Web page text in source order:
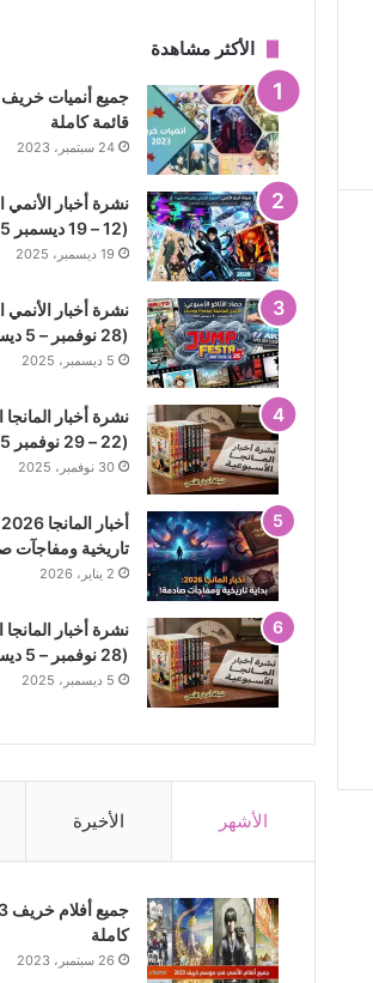
الأكثر مشاهدة
قائمة كاملة
24 سبتمبر، 2023
نشرة أخبار الأنمي
(12 – 19 ديسمبر 2025)
19 ديسمبر، 2025
نشرة أخبار الأنمي
(28 نوفمبر – 5 ديسمبر 2025)
5 ديسمبر، 2025
نشرة أخبار المانجا
(22 – 29 نوفمبر 2025)
30 نوفمبر، 2025
تاريخية ومفاجآت
2 يناير، 2026
نشرة أخبار المانجا
(28 نوفمبر – 5 ديسمبر 2025)
5 ديسمبر، 2025
الأشهر الأخيرة
كاملة
26 سبتمبر، 2023